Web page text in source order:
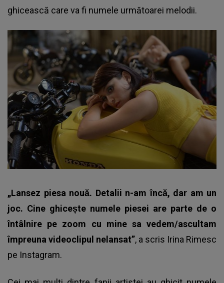
ghicească care va fi numele următoarei melodii.
„Lansez piesa nouă. Detalii n-am încă, dar am un
joc. Cine ghicește numele piesei are parte de o
întâlnire pe zoom cu mine sa vedem/ascultam
împreuna videoclipul nelansat”, a scris Irina Rimesc
pe Instagram.